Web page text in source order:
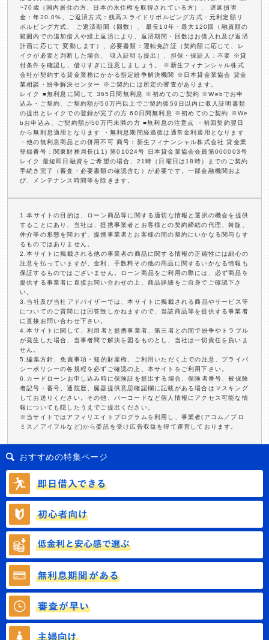
~70歳（国内居住の方、日本の永住権を取得されている方）、 遅延損害
金：年20.0%、ご返済方式：残高スライドリボルビング方式・元利定額リ
ボルビング方式、 ご返済期間（回数）、 最長10年・最大120回（融資額の
範囲内での追加借入や繰上返済により、返済期間・回数はお借入れ及び返済
計画に応じて 変動します）、必要書類：運転免許証（契約額に応じて、レ
イクが必要と判断した場合、 収入証明も提出）、担保・保証人：不要 ※貸
付条件を確認し、借りすぎに注意しましょう。 ※新生フィナンシャル株式
会社が契約する貸金業務にかかる指定紛争解決機関 ※日本貸金業協会 貸金
業相談・紛争解決センター ※ご契約には所定の審査があります。
レイク ■無利息に関して 365日間無利息 ※初めてのご契約 ※Webでお申
込み・ご契約、ご契約額が50万円以上でご契約後59日以内に収入証明書類
の提出とレイクでの登録が完了の方 60日間無利息 ※初めてのご契約 ※We
bお申込み、ご契約額が50万円未満の方 ■無利息の注意点 ・初回契約翌日
から無利息適用となります ・無利息期間経過後は通常金利適用となります
・他の無利息商品との併用不可 商号：新生フィナンシャル株式会社 貸金業
登録番号：関東財務局長(11) 第01024号 日本貸金業協会会員第000003号
レイク 最短即日融資をご希望の場合、21時（日曜日は18時）までのご契約
手続き完了（審査・必要書類の確認含む）が必要です。一部金融機関およ
び、メンテナンス時間等を除きます。
1.本サイトの目的は、ローン商品等に関する適切な情報と選択の機会を提供
することにあり、当社は、提携事業者とお客様との契約締結の代理、斡旋、
仲介等の形態を問わず、提携事業者とお客様の間の契約にいかなる関与もす
るものではありません。
2.本サイトに掲載される他の事業者の商品に関する情報の正確性には細心の
注意を払っていますが、金利、手数料その他の商品に関するいかなる情報も
保証するものではございません。ローン商品をご利用の際には、必ず商品を
提供する事業者に直接お問い合わせの上、商品詳細をご自身でご確認下さ
い。
3.当社及び当社アドバイザーでは、本サイトに掲載される商品やサービス等
についてのご質問には回答致しかねますので、当該商品等を提供する事業者
に直接お問い合わせ下さい。
4.本サイトに関して、利用者と提携事業者、第三者との間で紛争やトラブル
が発生した場合、当事者間で解決を図るものとし、当社は一切責任を負いま
せん。
5.編集方針、免責事項・知的財産権、ご利用いただく上での注意、プライバ
シーポリシーの各規程を必ずご確認の上、本サイトをご利用下さい。
6.カードローンお申し込み時に保険証を提出する場合、保険者番号、被保険
者記号・番号、通院歴、臓器提供意思確認欄に記載がある場合はマスキング
してお送りください。その他、バーコードなど個人情報にアクセス可能な情
報についても隠したうえでご提出ください。
※当サイトではアフィリエイトプログラムを利用し、事業者(アコム／プロ
ミス／アイフルなど)から委託を受け広告収益を得て運営しております。
おすすめの特集ページ